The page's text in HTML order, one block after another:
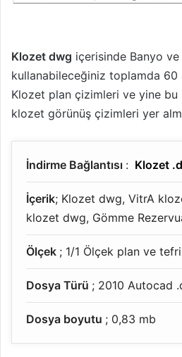
Klozet dwg içerisinde Banyo
kullanabileceğiniz toplamda 60
Klozet plan çizimleri ve yine
klozet görünüş çizimleri yer
İndirme Bağlantısı : Klozet
İçerik; Klozet dwg, VitrA
klozet dwg, Gömme
Ölçek ; 1/1 Ölçek plan ve
Dosya Türü ; 2010 Autocad
Dosya boyutu ; 0,83 mb